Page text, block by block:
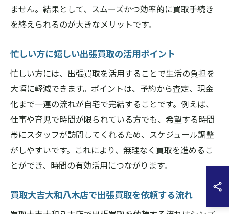
ません。結果として、スムーズかつ効率的に買取手続き
を終えられるのが大きなメリットです。
忙しい方に嬉しい出張買取の活用ポイント
忙しい方には、出張買取を活用することで生活の負担を
大幅に軽減できます。ポイントは、予約から査定、現金
化まで一連の流れが自宅で完結することです。例えば、
仕事や育児で時間が限られている方でも、希望する時間
帯にスタッフが訪問してくれるため、スケジュール調整
がしやすいです。これにより、無理なく買取を進めるこ
とができ、時間の有効活用につながります。
買取大吉大和八木店で出張買取を依頼する流れ